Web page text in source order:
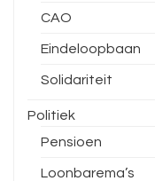
CAO
Eindeloopbaan
Solidariteit
Politiek
Pensioen
Loonbarema’s